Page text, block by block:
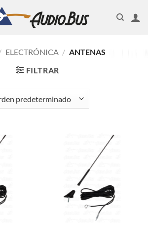
ELECTRÓNICA / ANTENAS
FILTRAR